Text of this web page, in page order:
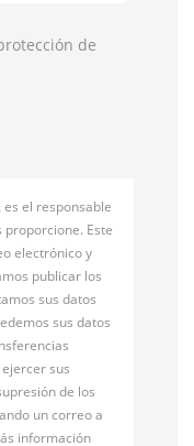
de
es el responsable
Este
electrónico y
publicar los
sus datos
sus datos
sus
de los
un correo a
información